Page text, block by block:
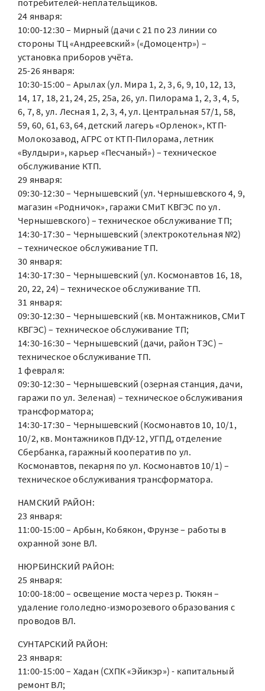
потребителей-неплательщиков.
24 января:
10:00-12:30 – Мирный (дачи с 21 по 23 линии со
стороны ТЦ «Андреевский» («Домоцентр») –
установка приборов учёта.
25-26 января:
10:30-15:00 – Арылах (ул. Мира 1, 2, 3, 6, 9, 10, 12, 13,
14, 17, 18, 21, 24, 25, 25а, 26, ул. Пилорама 1, 2, 3, 4, 5,
6, 7, 8, ул. Лесная 1, 2, 3, 4, ул. Центральная 57/1, 58,
59, 60, 61, 63, 64, детский лагерь «Орленок», КТП-
Молокозавод, АГРС от КТП-Пилорама, летник
«Вулдыри», карьер «Песчаный») – техническое
обслуживание КТП.
29 января:
09:30-12:30 – Чернышевский (ул. Чернышевского 4, 9,
магазин «Родничок», гаражи СМиТ КВГЭС по ул.
Чернышевского) – техническое обслуживание ТП;
14:30-17:30 – Чернышевский (электрокотельная №2)
– техническое обслуживание ТП.
30 января:
14:30-17:30 – Чернышевский (ул. Космонавтов 16, 18,
20, 22, 24) – техническое обслуживание ТП.
31 января:
09:30-12:30 – Чернышевский (кв. Монтажников, СМиТ
КВГЭС) – техническое обслуживание ТП;
14:30-16:30 – Чернышевский (дачи, район ТЭС) –
техническое обслуживание ТП.
1 февраля:
09:30-12:30 – Чернышевский (озерная станция, дачи,
гаражи по ул. Зеленая) – техническое обслуживания
трансформатора;
14:30-17:30 – Чернышевский (Космонавтов 10, 10/1,
10/2, кв. Монтажников ПДУ-12, УГПД, отделение
Сбербанка, гаражный кооператив по ул.
Космонавтов, пекарня по ул. Космонавтов 10/1) –
техническое обслуживания трансформатора.
НАМСКИЙ РАЙОН:
23 января:
11:00-15:00 – Арбын, Кобякон, Фрунзе – работы в
охранной зоне ВЛ.
НЮРБИНСКИЙ РАЙОН:
25 января:
10:00-18:00 – освещение моста через р. Тюкян –
удаление гололедно-изморозевого образования с
проводов ВЛ.
СУНТАРСКИЙ РАЙОН:
23 января:
11:00-15:00 – Хадан (СХПК «Эйикэр») - капитальный
ремонт ВЛ;